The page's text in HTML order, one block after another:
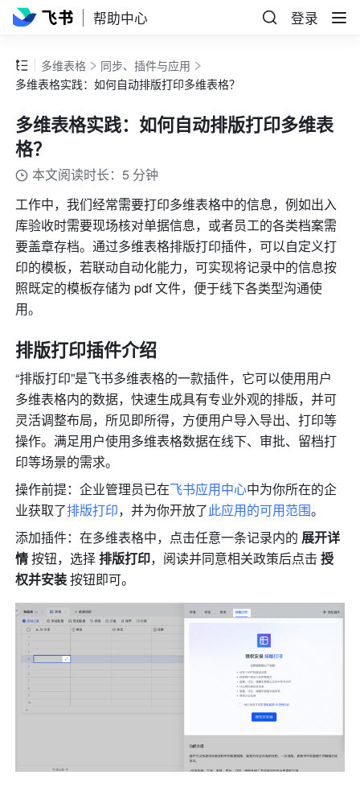
帮助中心 登录
多维表格
同步、插件与应用
多维表格实践：如何自动排版打印多维表格？
多维表格实践：如何自动排版打印多维表
格？
本文阅读时长：5 分钟
工作中，我们经常需要打印多维表格中的信息，例如出入
库验收时需要现场核对单据信息，或者员工的各类档案需
要盖章存档。通过多维表格排版打印插件，可以自定义打
印的模板，若联动自动化能力，可实现将记录中的信息按
照既定的模板存储为 pdf 文件，便于线下各类型沟通使
用。
排版打印插件介绍
“排版打印”是飞书多维表格的一款插件，它可以使用用户
多维表格内的数据，快速生成具有专业外观的排版，并可
灵活调整布局，所见即所得，方便用户导入导出、打印等
操作。满足用户使用多维表格数据在线下、审批、留档打
印等场景的需求。
操作前提：企业管理员已在飞书应用中心中为你所在的企
业获取了排版打印，并为你开放了此应用的可用范围。
添加插件：在多维表格中，点击任意一条记录内的 展开详
情 按钮，选择 排版打印，阅读并同意相关政策后点击 授
权并安装 按钮即可。